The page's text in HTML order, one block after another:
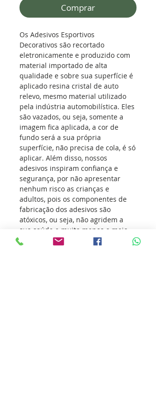
Comprar
Os Adesivos Esportivos
Decorativos são recortado
eletronicamente e produzido com
material importado de alta
qualidade e sobre sua superfície é
aplicado resina cristal de auto
relevo, mesmo material utilizado
pela indústria automobilística. Eles
são vazados, ou seja, somente a
imagem fica aplicada, a cor de
fundo será a sua própria
superfície, não precisa de cola, é só
aplicar. Além disso, nossos
adesivos inspiram confiança e
segurança, por não apresentar
nenhum risco as crianças e
adultos, pois os componentes de
fabricação dos adesivos são
atóxicos, ou seja, não agridem a
sua saúde e muito menos o meio
ambiente.